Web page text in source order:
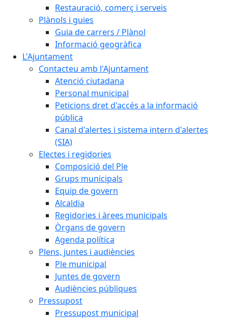
Restauració, comerç i serveis
Plànols i guies
Guia de carrers / Plànol
Informació geogràfica
L'Ajuntament
Contacteu amb l'Ajuntament
Atenció ciutadana
Personal municipal
Peticions dret d'accés a la informació
pública
Canal d'alertes i sistema intern d'alertes
(SIA)
Electes i regidories
Composició del Ple
Grups municipals
Equip de govern
Alcaldia
Regidories i àrees municipals
Òrgans de govern
Agenda política
Plens, juntes i audiències
Ple municipal
Juntes de govern
Audiències públiques
Pressupost
Pressupost municipal